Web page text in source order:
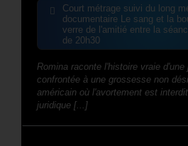
Court métrage suivi du long
documentaire Le sang et la
verre de l'amitié entre la
de 20h30
Romina raconte l'histoire vraie
confrontée à une grossesse non
américain où l'avortement est
juridique [...]